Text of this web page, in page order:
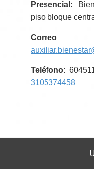
Presencial:
piso bloque
Correo
Teléfono:
3105374458